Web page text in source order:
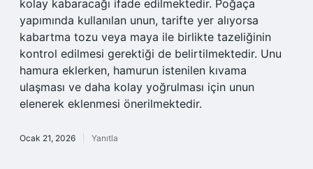
kolay kabaracağı ifade edilmektedir. Poğaça
yapımında kullanılan unun, tarifte yer alıyorsa
kabartma tozu veya maya ile birlikte tazeliğinin
kontrol edilmesi gerektiği de belirtilmektedir. Unu
hamura eklerken, hamurun istenilen kıvama
ulaşması ve daha kolay yoğrulması için unun
elenerek eklenmesi önerilmektedir.
Ocak 21, 2026 Yanıtla